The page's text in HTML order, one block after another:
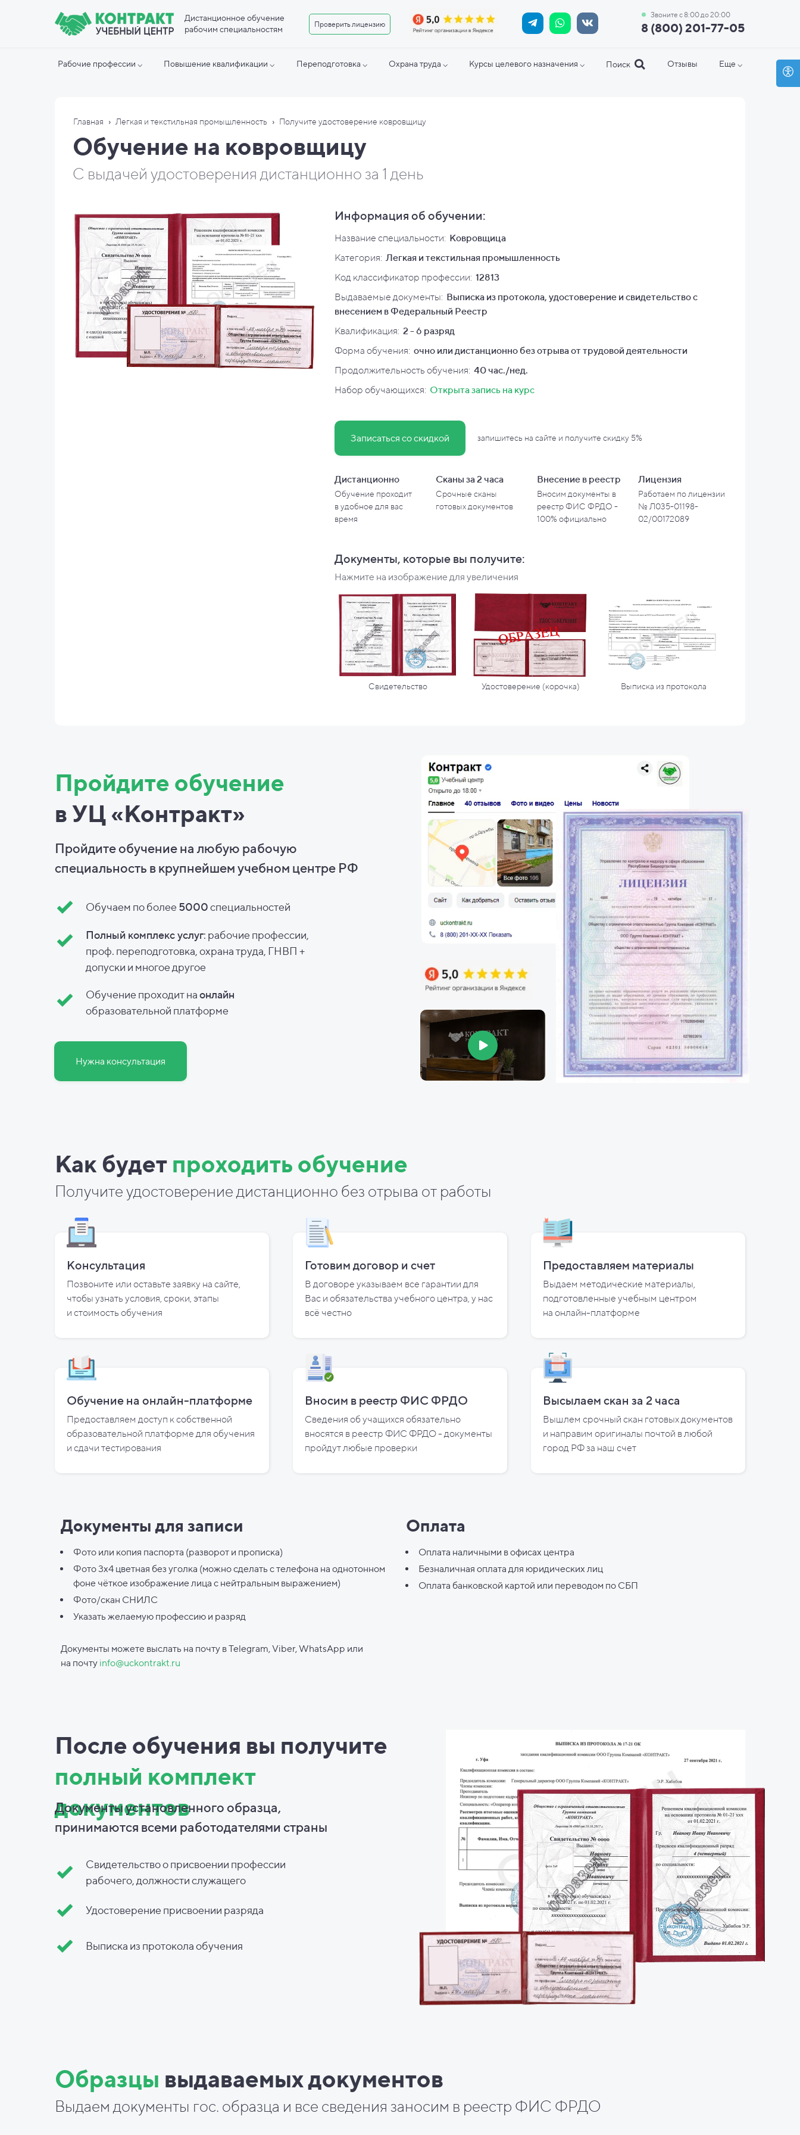
8 (800) 201-77-05
Проверить лицензию
Звоните с 8:00 до 20:00
Дистанционное обучение
рабочим специальностям
Рабочие профессии ⌵ Повышение квалификации ⌵ Переподготовка ⌵ Охрана труда ⌵ Курсы целевого назначения ⌵ Поиск Отзывы Еще ⌵
Главная › Легкая и текстильная промышленность › Получите удостоверение ковровщицу
Обучение на ковровщицу
С выдачей удостоверения дистанционно за 1 день
Информация об обучении:
Название специальности: Ковровщица
Категория: Легкая и текстильная промышленность
Код классификатор профессии: 12813
Выдаваемые документы: Выписка из протокола, удостоверение и свидетельство с
внесением в Федеральный Реестр
Квалификация: 2 - 6 разряд
Форма обучения: очно или дистанционно без отрыва от трудовой деятельности
Продолжительность обучения: 40 час./нед.
Набор обучающихся: Открыта запись на курс
Записаться со скидкой запишитесь на сайте и получите скидку 5%
Дистанционно
Обучение проходит
вудобное для вас
время
Сканы за 2 часа
Срочные сканы
готовых документов
Внесение в реестр
Вносим документы в
реестр ФИС ФРДО -
100% официально
Лицензия
Работаем по лицензии
№ Л035-01198-
02/00172089
Документы, которые вы получите:
Нажмите на изображение для увеличения
Свидетельство Удостоверение (корочка) Выписка из протокола
Пройдите обучение
в УЦ «Контракт»
Нужна консультация
Пройдите обучение на любую рабочую
специальность вкрупнейшем учебном центре РФ
Обучаем по более 5000специальностей
Обучение проходит наонлайн
образовательной платформе
Полный комплекс услуг: рабочие профессии,
проф. переподготовка, охрана труда, ГНВП +
допуски и многое другое
Как будет проходить обучение
Получите удостоверение дистанционно без отрыва от работы
Консультация
Позвоните или оставьте заявку на сайте,
чтобы узнать условия, сроки, этапы
и стоимость обучения
Готовим договор и счет
В договоре указываем все гарантии для
Вас и обязательства учебного центра, у нас
всё честно
Предоставляем материалы
Выдаем методические материалы,
подготовленные учебным центром
на онлайн-платформе
Обучение на онлайн-платформе
Предоставляем доступ к собственной
образовательной платформе для обучения
и сдачи тестирования
Вносим в реестр ФИС ФРДО
Сведения об учащихся обязательно
вносятся в реестр ФИС ФРДО - документы
пройдут любые проверки
Высылаем скан за 2 часа
Вышлем срочный скан готовых документов
и направим оригиналы почтой в любой
город РФ за наш счет
Документы для записи
Фото или копия паспорта (разворот и прописка)
Фото 3х4 цветная без уголка (можно сделать с телефона на однотонном
фоне чёткое изображение лица с нейтральным выражением)
Фото/скан СНИЛС
Указать желаемую профессию и разряд
Документы можете выслать на почту в Telegram, Viber, WhatsApp или
на почту info@uckontrakt.ru
Оплата
Оплата наличными в офисах центра
Безналичная оплата для юридических лиц
Оплата банковской картой или переводом по СБП
После обучения вы получите
полный комплект
документов
Документы установленного образца,
принимаются всеми работодателями страны
Свидетельство о присвоении профессии
рабочего, должности служащего
Удостоверение присвоении разряда
Выписка из протокола обучения
Образцы выдаваемых документов
Выдаем документы гос. образца и все сведения заносим в реестр ФИС ФРДО